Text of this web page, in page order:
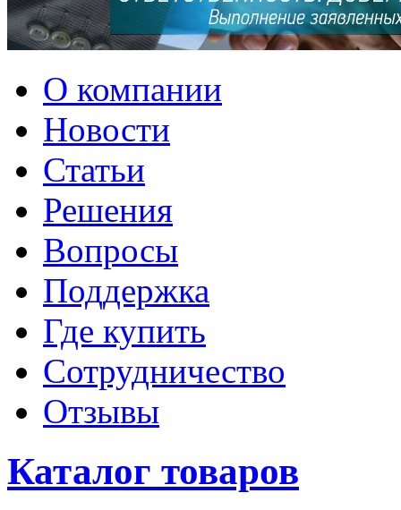
О компании
Новости
Статьи
Решения
Вопросы
Поддержка
Где купить
Сотрудничество
Отзывы
Каталог товаров